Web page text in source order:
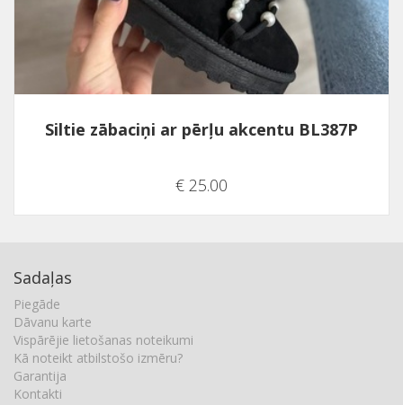
Siltie zābaciņi ar pērļu akcentu BL387P
€ 25.00
Sadaļas
Piegāde
Dāvanu karte
Vispārējie lietošanas noteikumi
Kā noteikt atbilstošo izmēru?
Garantija
Kontakti